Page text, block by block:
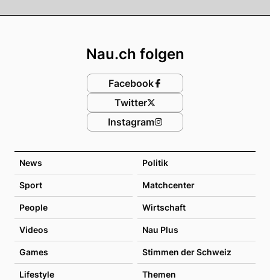
News Politik
Sport Matchcenter
People Wirtschaft
Videos Nau Plus
Games Stimmen der Schweiz
Lifestyle Themen
Nau.ch folgen
Facebook
Twitter
Instagram